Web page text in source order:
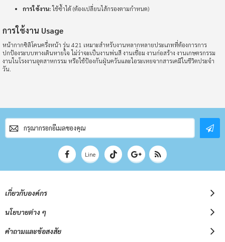
การใช้งาน:ใช้ซ้ำได้ (ต้องเปลี่ยนไส้กรองตามกำหนด)
การใช้งาน Usage
หน้ากากซิลิโคนครึ่งหน้า รุ่น 421 เหมาะสำหรับงานหลากหลายประเภทที่ต้องการการ
ปกป้องระบบทางเดินหายใจ ไม่ว่าจะเป็นงานพ่นสี งานเชื่อม งานก่อสร้าง งานเกษตรกรรม
งานในโรงงานอุตสาหกรรม หรือใช้ป้องกันฝุ่นควันและไอระเหยจากสารเคมีในชีวิตประจำ
วัน.
สมัคร
สมาชิก
จดหมาย
Line
เกี่ยวกับองค์กร
นโยบายต่าง ๆ
คำถามและข้อสงสัย